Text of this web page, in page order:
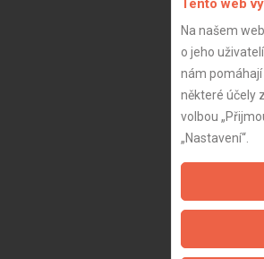
Tento web
Na našem
o jeho
nám
některé účely
volbou
„Nastavení“.